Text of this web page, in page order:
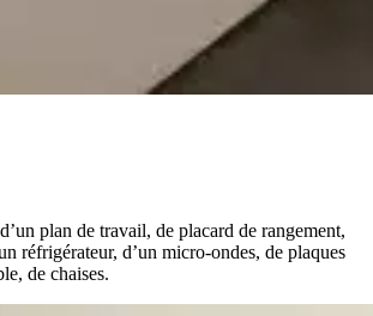
plan de travail, de placard de rangement,
réfrigérateur, d’un micro-ondes, de plaques
de chaises.